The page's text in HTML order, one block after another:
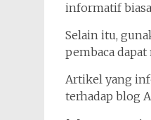
informatif
Selain itu,
pembaca
Artikel yang
terhadap blog